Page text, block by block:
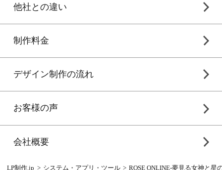
他社との違い
制作料金
デザイン制作の流れ
お客様の声
会社概要
LP制作.jp システム・アプリ・ツール ROSE ONLINE-夢見る女神と星